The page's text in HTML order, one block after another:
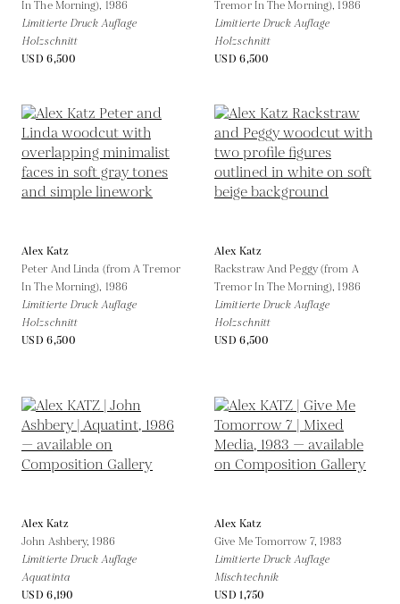
In The Morning), 1986
Limitierte Druck Auflage
Holzschnitt
USD 6,500
Tremor In The Morning),1986
Limitierte Druck Auflage
Holzschnitt
USD 6,500
Alex Katz
Peter And Linda (from A Tremor
In The Morning), 1986
Limitierte Druck Auflage
Holzschnitt
USD 6,500
Alex Katz
Rackstraw And Peggy (from A
Tremor In The Morning),1986
Limitierte Druck Auflage
Holzschnitt
USD 6,500
Alex Katz
John Ashbery,1986
Limitierte Druck Auflage
Aquatinta
USD 6,190
Alex Katz
Give Me Tomorrow 7, 1983
Limitierte Druck Auflage
Mischtechnik
USD 1,750